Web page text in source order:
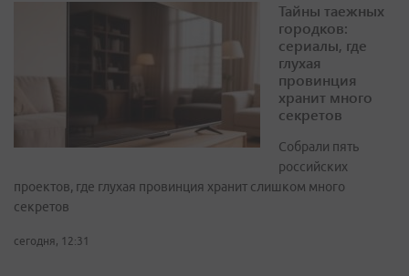
Тайны таежных
городков:
сериалы, где
глухая
провинция
хранит много
секретов
Собрали пять
российских
проектов, где глухая провинция хранит слишком много
секретов
сегодня, 12:31